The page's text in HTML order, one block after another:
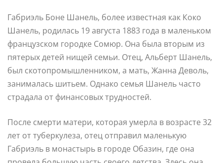
Габриэль Боне Шанель, более известная как Коко
Шанель, родилась 19 августа 1883 года в маленьком
французском городке Сомюр. Она была вторым из
пятерых детей нищей семьи. Отец, Альберт Шанель,
был скотопромышленником, а мать, Жанна Деволь,
занималась шитьем. Однако семья Шанель часто
страдала от финансовых трудностей.
После смерти матери, которая умерла в возрасте 32
лет от туберкулеза, отец отправил маленькую
Габриэль в монастырь в городе Обазин, где она